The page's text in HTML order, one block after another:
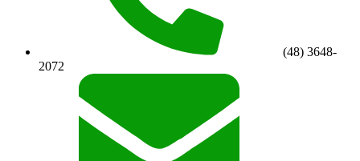
(48) 3648-
2072